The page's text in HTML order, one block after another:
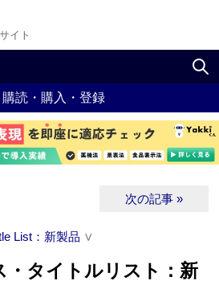
イト
購読・購入・登録
次の記事 »
List：新製品 ∨
・タイトルリスト：新